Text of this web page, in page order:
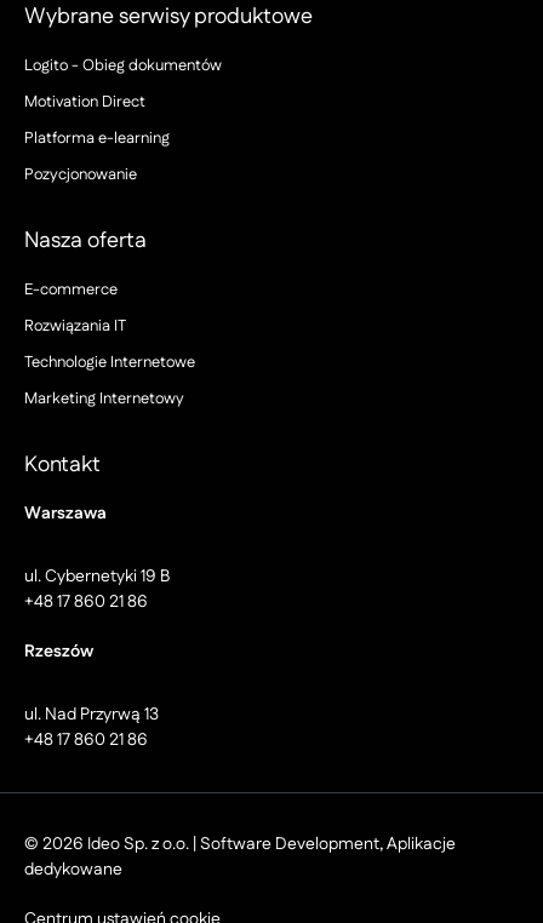
Wybrane serwisy produktowe
Logito - Obieg dokumentów
Motivation Direct
Platforma e-learning
Pozycjonowanie
Nasza oferta
E-commerce
Rozwiązania IT
Technologie Internetowe
Marketing Internetowy
Kontakt
Warszawa
ul. Cybernetyki 19 B
+48 17 860 21 86
Rzeszów
ul. Nad Przyrwą 13
+48 17 860 21 86
© 2026 Ideo Sp. z o.o. | Software Development, Aplikacje
dedykowane